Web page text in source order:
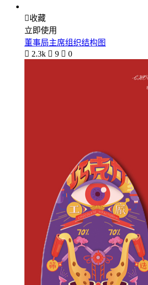
收藏
立即使用
董事局主席组织结构图
 2.3k  9  0